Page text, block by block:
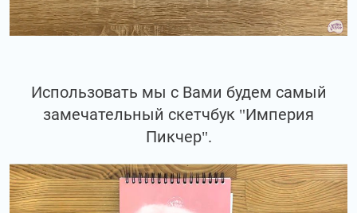
Использовать мы с Вами будем самый
замечательный скетчбук "Империя
Пикчер".